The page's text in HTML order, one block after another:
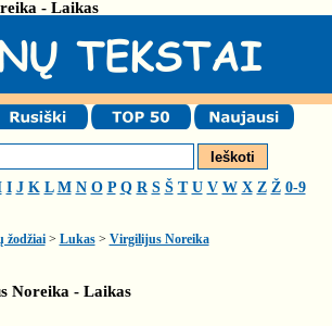
- Laikas
I J K L M N O P Q R S Š T U V W X Z Ž 0-9
žodžiai> Lukas> Virgilijus Noreika
Noreika - Laikas